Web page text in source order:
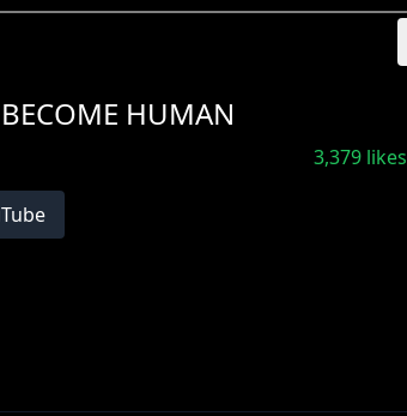
HUMAN
3,379 likes